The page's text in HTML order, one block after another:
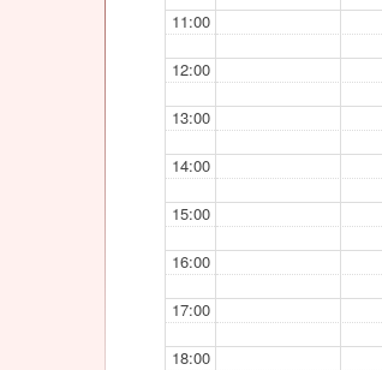
11:00
12:00
13:00
14:00
15:00
16:00
17:00
18:00